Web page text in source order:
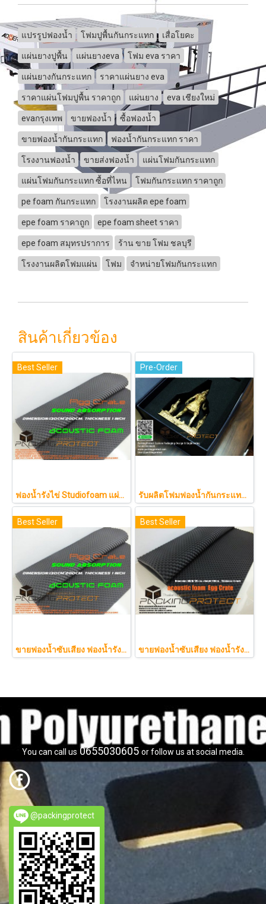
แปรรูปฟองน้ำ โฟมปูพื้นกันกระแทก เสื่อโยคะ
แผ่นยางปูพื้น แผ่นยางeva โฟม eva ราคา
แผ่นยางกันกระแทก ราคาแผ่นยาง eva
ราคาแผ่นโฟมปูพื้น ราคาถูก แผ่นยาง eva เชียงใหม่
evaกรุงเทพ ขายฟองน้ำ ซื้อฟองน้ำ
ขายฟองน้ำกันกระแทก ฟองน้ำกันกระแทก ราคา
โรงงานฟองน้ำ ขายส่งฟองน้ำ แผ่นโฟมกันกระแทก
แผ่นโฟมกันกระแทก ซื้อที่ไหน โฟมกันกระแทก ราคาถูก
pe foam กันกระแทก โรงงานผลิต epe foam
epe foam ราคาถูก epe foam sheet ราคา
epe foam สมุทรปราการ ร้าน ขาย โฟม ชลบุรี
โรงงานผลิตโฟมแผ่น โฟม จำหน่ายโฟมกันกระแทก
สินค้าเกี่ยวข้อง
Best Seller
ฟองน้ำรังไข่ Studiofoam แผ่นซับเสียงห้อง แผ่นซับเสียงรังไข่ แผ่นซับเสียงรังไข่ Acoustic foam สีเทาดำขนาดใหญ่ 125*200ซม.หนา1นิ้วราคา290บาท
Pre-Order
รับผลิตโฟมฟองน้ำกันกระแทกรับออกแบบบรรจุภัณฑ์โมเดล art toy ต่างๆ
Best Seller
ขายฟองน้ำซับเสียง ฟองน้ำรังไข่ แผ่นซับเสียงห้อง ราคาถูกฟองน้ำรังไข่ แผ่นซับเสียงรังไข่ แผ่นซับเสียงรังไข่ Acoustic foam สีเ
Best Seller
ขายฟองน้ำซับเสียง ฟองน้ำรังไข่ แผ่นซับเสียงห้อง ราคาถูกฟองน้ำรังไข่ แผ่นซับเสียงรังไข่ แผ่นซับเสียงรังไข่ Acoustic foam สีเทาดำขนาดใหญ่ 130*200ซม.หนา1.5นิ้วราคา350บาท(copy)
You can call us 0655030605 or follow us at social media.
@packingprotect